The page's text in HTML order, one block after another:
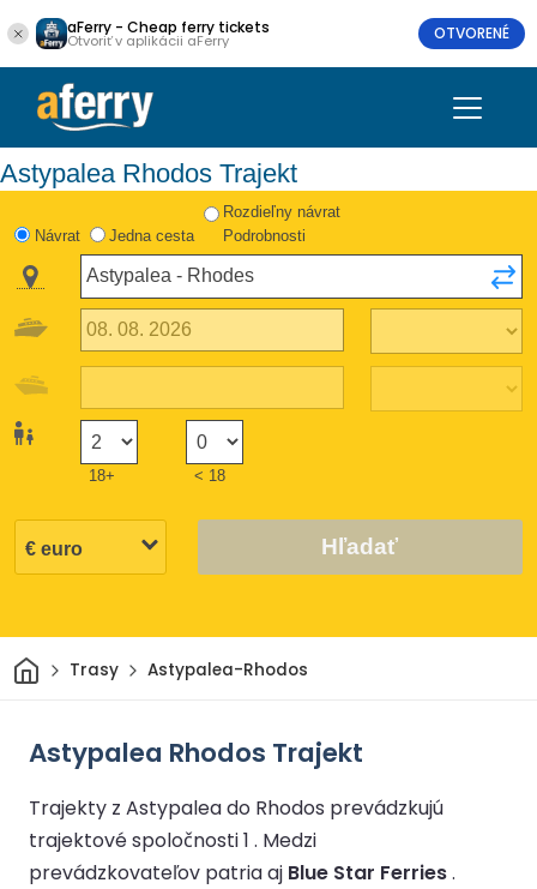
aFerry - Cheap ferry tickets
Otvoriť v aplikácii aFerry OTVORENÉ
Astypalea Rhodos Trajekt
Návrat Jedna cesta
Rozdieľny návrat
Podrobnosti
18+ < 18
Hľadať
Domov
Trasy Astypalea-Rhodos
Astypalea Rhodos Trajekt
Trajekty z Astypalea do Rhodos prevádzkujú
trajektové spoločnosti 1 . Medzi
prevádzkovateľov patria aj Blue Star Ferries.